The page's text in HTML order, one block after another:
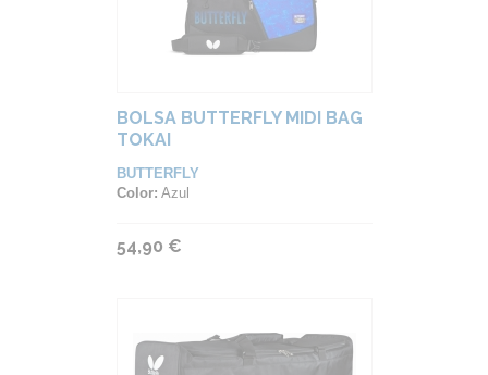
BOLSA BUTTERFLY MIDI BAG
TOKAI
BUTTERFLY
Color: Azul
54,90 €